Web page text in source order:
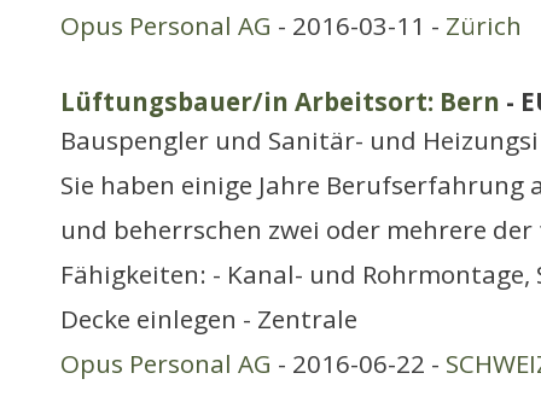
Opus Personal AG - 2016-03-11 - Zürich
Lüftungsbauer/in Arbeitsort: Bern -
Bauspengler und Sanitär- und
Sie haben einige Jahre
und beherrschen zwei oder mehrere
Fähigkeiten: - Kanal- und
Decke einlegen - Zentrale
Opus Personal AG - 2016-06-22 -